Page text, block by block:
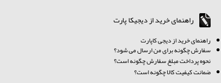
راهنمای خرید از دیجیکا پارت
راهنمای خرید از دیجی کاپارت
سفارش چگونه برای من ارسال می شود؟
نحوه پرداخت مبلغ سفارش چگونه است؟
ضمانت کیفیت کالا چگونه است؟